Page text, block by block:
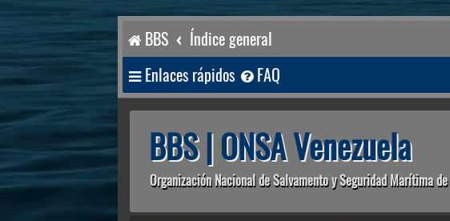
BBS Índice general
Enlaces rápidos FAQ
BBS | ONSA Venezuela
Organización Nacional de Salvamento y Seguridad Marítima